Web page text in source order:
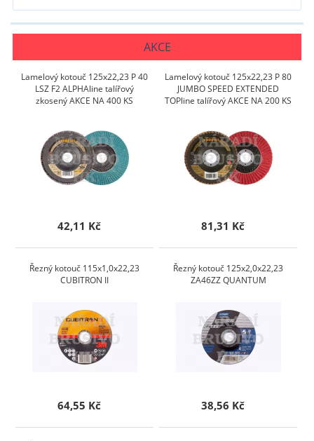
AKCE
Lamelový kotouč 125x22,23 P 40
LSZ F2 ALPHAline talířový
zkosený AKCE NA 400 KS
42,11 Kč
Lamelový kotouč 125x22,23 P 80
JUMBO SPEED EXTENDED
TOPline talířový AKCE NA 200 KS
81,31 Kč
Řezný kotouč 115x1,0x22,23
CUBITRON II
64,55 Kč
Řezný kotouč 125x2,0x22,23
ZA46ZZ QUANTUM
38,56 Kč